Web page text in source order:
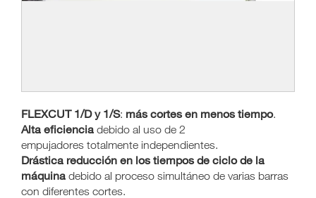
FLEXCUT 1/D y 1/S: más cortes en menos tiempo.
Alta eficiencia debido al uso de 2
empujadores totalmente independientes.
Drástica reducción en los tiempos de ciclo de la
máquina debido al proceso simultáneo de varias barras
con diferentes cortes.